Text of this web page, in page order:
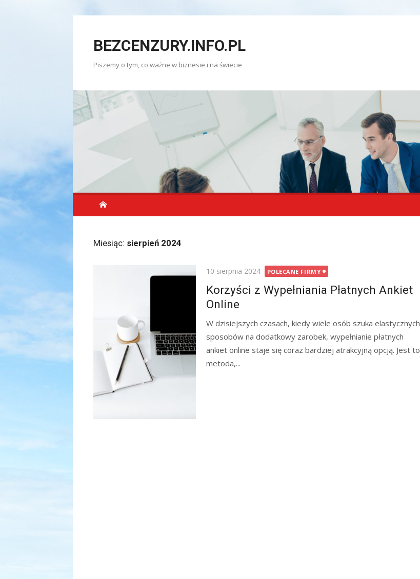
BEZCENZURY.INFO.PL
Piszemy o tym, co ważne w biznesie i na świecie
Miesiąc: sierpień 2024
Posted
10 sierpnia 2024 POLECANE FIRMY
Korzyści z Wypełniania Płatnych Ankiet
Online
W dzisiejszych czasach, kiedy wiele osób szuka elastycznych
sposobów na dodatkowy zarobek, wypełnianie płatnych
ankiet online staje się coraz bardziej atrakcyjną opcją. Jest to
metoda,...